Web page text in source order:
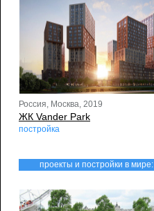
Россия, Москва, 2019
ЖК Vander Park
постройка
проекты и постройки в мире: